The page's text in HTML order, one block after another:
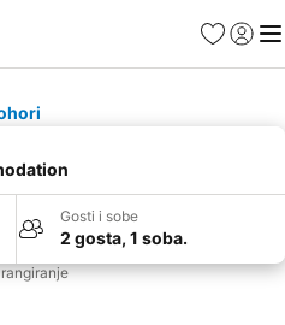
FavoritiPrijavi
Gosti i sobe
2 gosta, 1 soba.